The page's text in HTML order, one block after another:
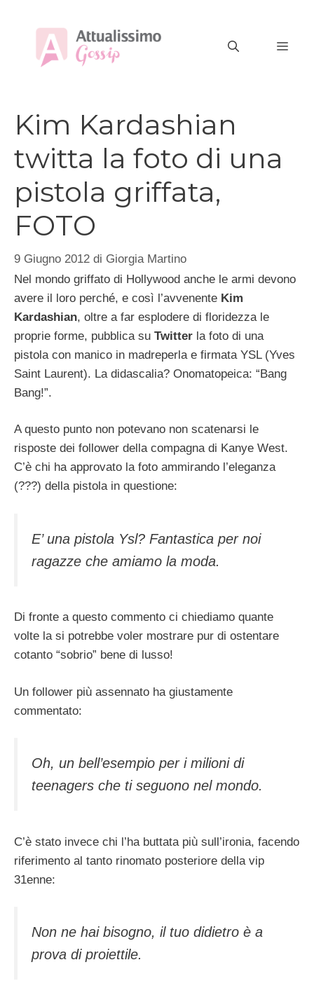
contenuto
Kim Kardashian
twitta la foto di una
pistola griffata,
FOTO
9 Giugno 2012 di Giorgia Martino
Nel mondo griffato di Hollywood anche le armi devono
avere il loro perché, e così l’avvenente Kim
Kardashian, oltre a far esplodere di floridezza le
proprie forme, pubblica su Twitter la foto di una
pistola con manico in madreperla e firmata YSL (Yves
Saint Laurent). La didascalia? Onomatopeica: “Bang
Bang!”.
A questo punto non potevano non scatenarsi le
risposte dei follower della compagna di Kanye West.
C’è chi ha approvato la foto ammirando l’eleganza
(???) della pistola in questione:
E’ una pistola Ysl? Fantastica per noi
ragazze che amiamo la moda.
Di fronte a questo commento ci chiediamo quante
volte la si potrebbe voler mostrare pur di ostentare
cotanto “sobrio” bene di lusso!
Un follower più assennato ha giustamente
commentato:
Oh, un bell’esempio per i milioni di
teenagers che ti seguono nel mondo.
C’è stato invece chi l’ha buttata più sull’ironia, facendo
riferimento al tanto rinomato posteriore della vip
31enne:
Non ne hai bisogno, il tuo didietro è a
prova di proiettile.